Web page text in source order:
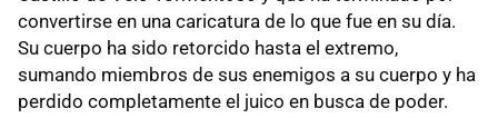
convertirse en una caricatura de lo que fue en su día.
Su cuerpo ha sido retorcido hasta el extremo,
sumando miembros de sus enemigos a su cuerpo y ha
perdido completamente el juico en busca de poder.